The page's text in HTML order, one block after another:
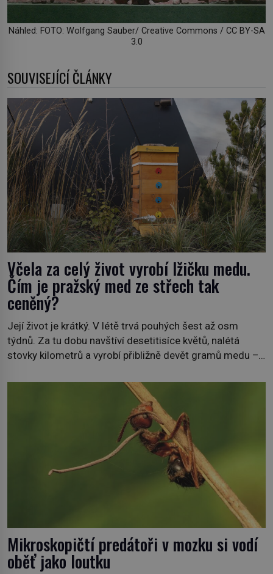
Náhled: FOTO: Wolfgang Sauber/ Creative Commons / CC BY-SA
3.0
SOUVISEJÍCÍ ČLÁNKY
Včela za celý život vyrobí lžičku medu.
Čím je pražský med ze střech tak
ceněný?
Její život je krátký. V létě trvá pouhých šest až osm
týdnů. Za tu dobu navštíví desetitisíce květů, nalétá
stovky kilometrů a vyrobí přibližně devět gramů medu –
bezvýznamná. Teprve když se spojí s dalšími desítkami
tisíc příslušnic svého včelstva, vznikne jeden z
nejdokonalejších organismů […]
Mikroskopičtí predátoři v mozku si vodí
oběť jako loutku